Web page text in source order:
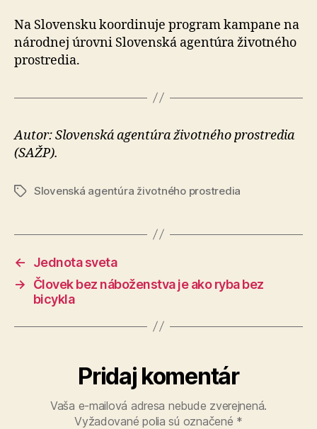
Na Slovensku koordinuje program kampane na
národnej úrovni Slovenská agentúra životného
prostredia.
Autor: Slovenská agentúra životného prostredia
(SAŽP).
ZnačkySlovenská agentúra životného prostredia
←
Jednota sveta
→
Človek bez náboženstva je ako ryba bez
bicykla
Pridaj komentár
Vaša e-mailová adresa nebude zverejnená.
Vyžadované polia sú označené *